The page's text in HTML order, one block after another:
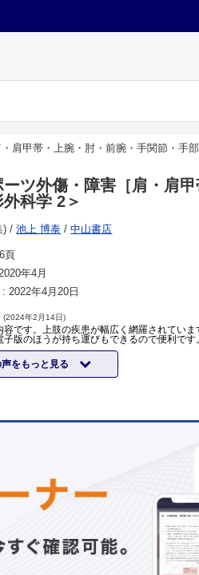
肩甲帯・上腕・肘・前腕・手関節・手
ツ外傷・障害［肩・肩
科学 2＞
) /池上 博泰 /中山書店
頁
年4月
:2022年4月20日
(2024年2月14日)
容です。上肢の疾患が幅広く網羅されていま
版のほうが持ち運びもできるので便利です
をもっと見る